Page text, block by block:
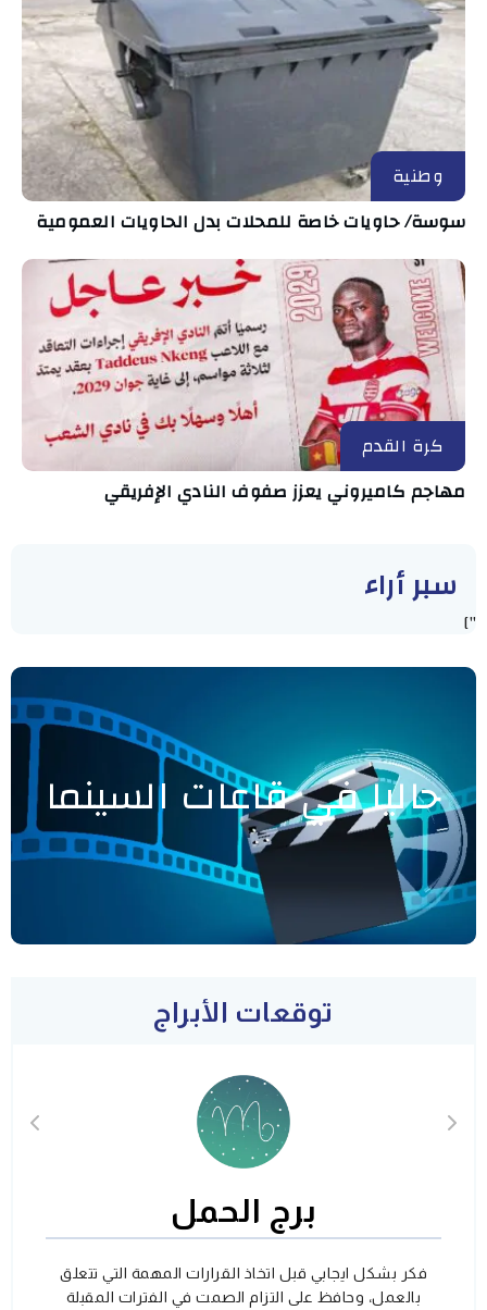
وطنية
سوسة/ حاويات خاصة للمحلات بدل الحاويات العمومية
كرة القدم
مهاجم كاميروني يعزز صفوف النادي الإفريقي
سبر أراء
"]
حاليا في قاعات السينما
توقعات الأبراج
برج الحمل
فكر بشكل ايجابي قبل اتخاذ القرارات المهمة التي تتعلق
بالعمل، وحافظ على التزام الصمت في الفترات المقبلة